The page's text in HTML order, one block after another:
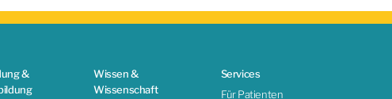
&
Wissen &
Wissenschaft
Services
Für Patienten